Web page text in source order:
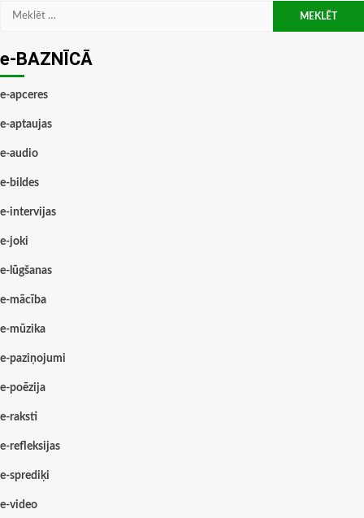
Meklēt:
e-BAZNĪCĀ
e-apceres
e-aptaujas
e-audio
e-bildes
e-intervijas
e-joki
e-lūgšanas
e-mācība
e-mūzika
e-paziņojumi
e-poēzija
e-raksti
e-refleksijas
e-sprediķi
e-video